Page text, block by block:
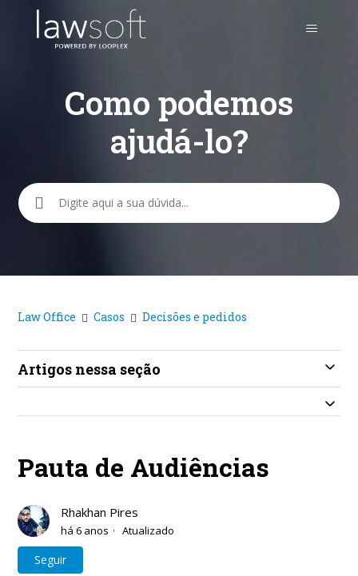
Como podemos
ajudá-lo?
Pesquisa
Law Office Casos Decisões e pedidos
Artigos nessa seção
Pauta de Audiências
Rhakhan Pires
há 6 anos Atualizado
Seguir